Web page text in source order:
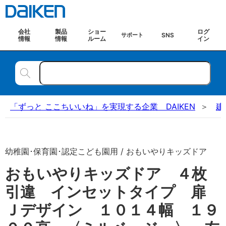
会社
情報
製品
情報
ショー
ルーム
サポート SNS
ログ
イン
「ずっと ここちいいね」を実現する企業 DAIKEN 建
幼稚園･保育園･認定こども園用 / おもいやりキッズドア
おもいやりキッズドア ４枚
引違 インセットタイプ 扉
Ｊデザイン １０１４幅 １９